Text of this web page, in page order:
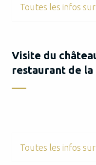
Toutes les infos
Visite du
restaurant de la
Toutes les infos